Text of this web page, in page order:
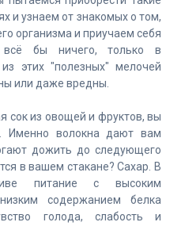
и узнаем от знакомых о том,
организма и приучаем себя
бы ничего, только в
этих "полезных" мелочей
или даже вредны.
сок из овощей и фруктов, вы
Именно волокна дают вам
дожить до следующего
в вашем стакане? Сахар. В
питание с высоким
содержанием белка
голода, слабость и